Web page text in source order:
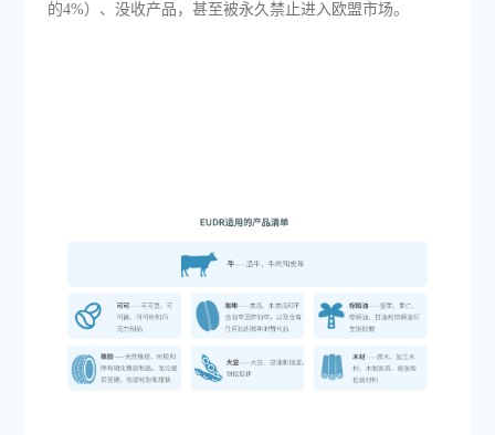
的4%）、没收产品，甚至被永久禁止进入欧盟市场。